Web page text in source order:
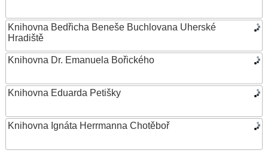
Knihovna Bedřicha Beneše Buchlovana Uherské
Hradiště
Knihovna Dr. Emanuela Bořického
Knihovna Eduarda Petišky
Knihovna Ignáta Herrmanna Chotěboř